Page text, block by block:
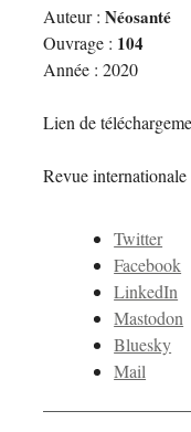
Auteur :Néosanté
Ouvrage : 104
Année : 2020
Lien de
Revue
Twitter
Facebook
LinkedIn
Mastodon
Bluesky
Mail